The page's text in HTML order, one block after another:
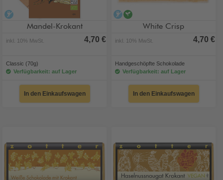
Mandel-Krokant
inkl. 10% MwSt. 4,70 €
Classic (70g)
Verfügbarkeit: auf Lager
In den Einkaufswagen
alkoholfrei
White Crisp
inkl. 10% MwSt. 4,70 €
Handgeschöpfte Schokolade
Verfügbarkeit: auf Lager
In den Einkaufswagen